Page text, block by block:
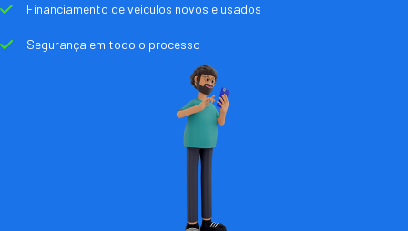
Financiamento de veículos novos e usados
Segurança em todo o processo